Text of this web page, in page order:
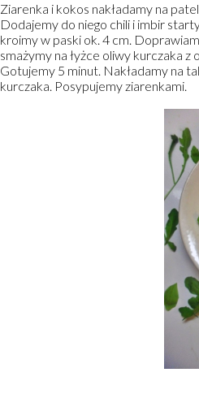
Ziarenka i kokos nakładamy na
Dodajemy do niego chili i imbir
kroimy w paski ok. 4 cm.
smażymy na łyżce oliwy kurczaka
Gotujemy 5 minut. Nakładamy na
kurczaka. Posypujemy ziarenkami.